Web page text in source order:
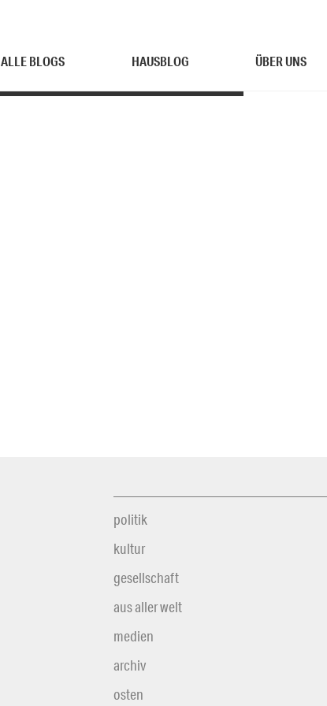
ALLE BLOGS HAUSBLOG ÜBER UNS
politik
kultur
gesellschaft
aus aller welt
medien
archiv
osten